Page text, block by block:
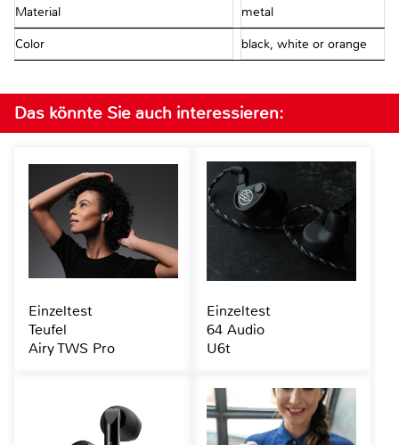
Material metal
Color black, white or orange
Das könnte Sie auch interessieren:
Einzeltest
Teufel
Airy TWS Pro
Einzeltest
64 Audio
U6t